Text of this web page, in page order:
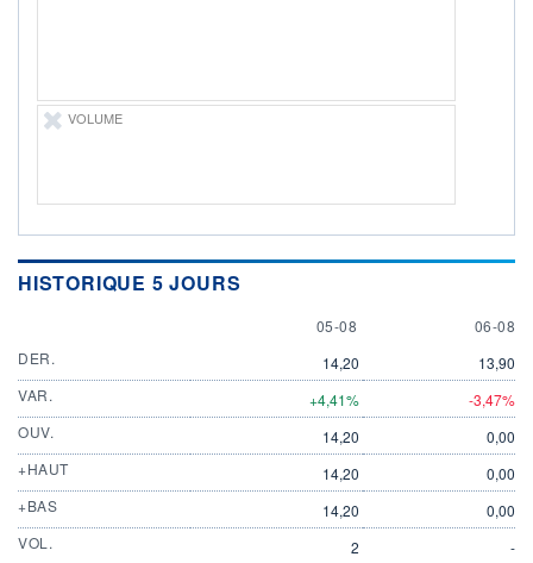
VOLUME
HISTORIQUE 5 JOURS
5 AUGUST
05-08 6
06-08
DER.
14,20
13,90
VAR.
+4,41%
-3,47%
OUV.
14,20
0,00
+HAUT
14,20
0,00
+BAS
14,20
0,00
VOL.
2 -